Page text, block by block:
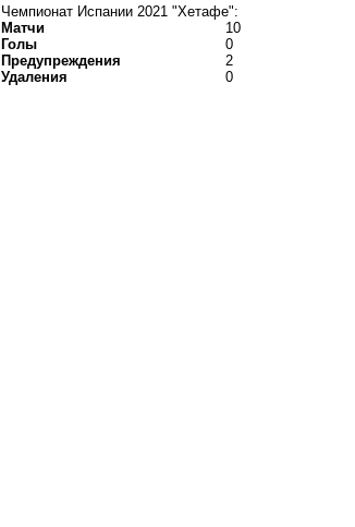
Чемпионат Испании 2021 "Хетафе":
Матчи
10
Голы
0
Предупреждения
2
Удаления
0